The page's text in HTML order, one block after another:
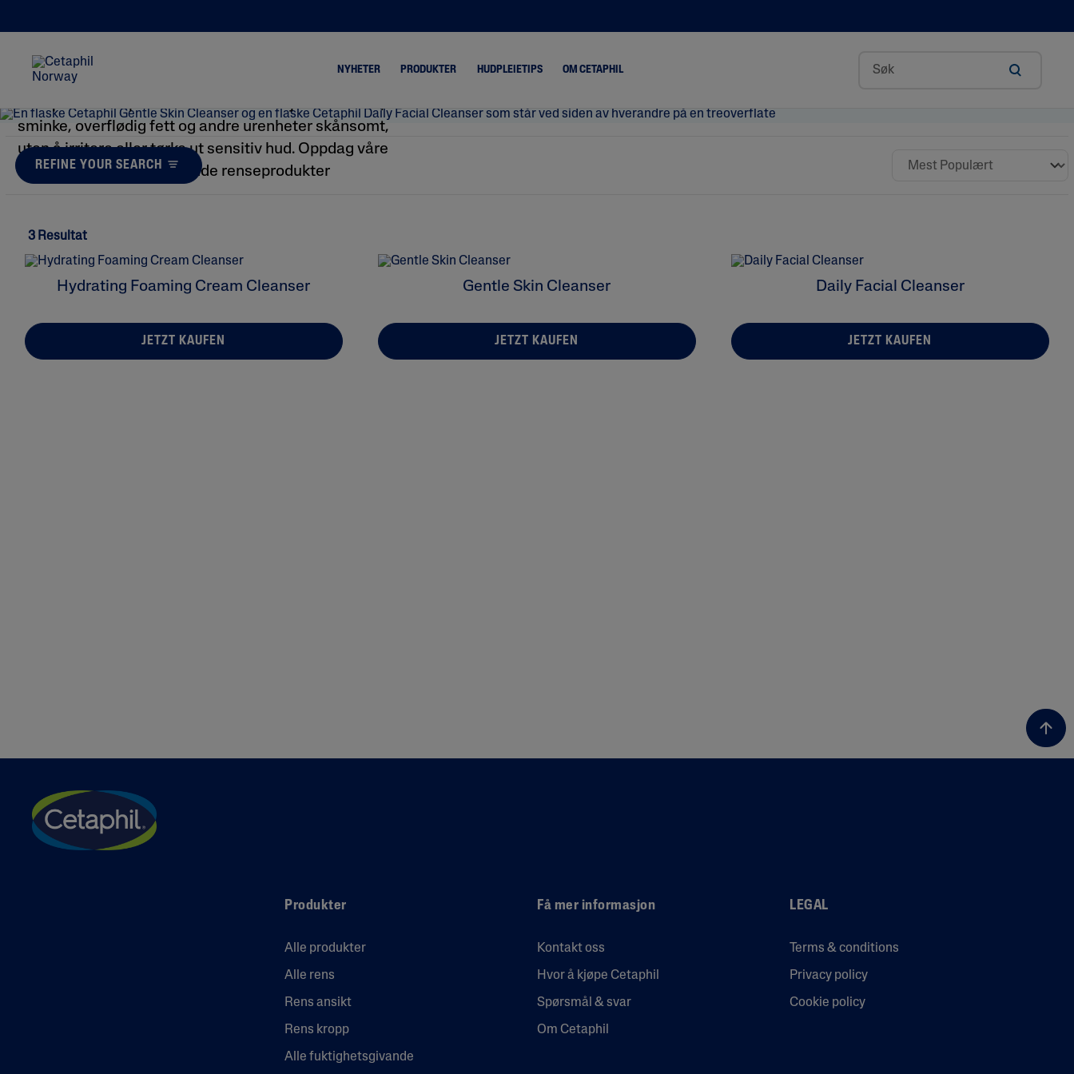
NYHETER PRODUKTER
Alle Produkter
Alle Rens
Alle Fuktighetsgivande
Fuktighetsgivende Ansikt
Tørr Hud
HUDPLEIETIPS OM CETAPHIL
RENS ANSIKT
sminke, overflødig fett og andre urenheter skånsomt,
uten å irritere eller tørke ut sensitiv hud. Oppdag våre
kremede og lett skummende renseprodukter
REFINE YOUR SEARCH
3 Resultat
Hydrating Foaming Cream Cleanser
JETZT KAUFEN
Gentle Skin Cleanser
JETZT KAUFEN
Daily Facial Cleanser
JETZT KAUFEN
Produkter
Alle produkter
Alle rens
Rens ansikt
Rens kropp
Alle fuktighetsgivande
Få mer informasjon
Kontakt oss
Hvor å kjøpe Cetaphil
Spørsmål & svar
Om Cetaphil
LEGAL
Terms & conditions
Privacy policy
Cookie policy